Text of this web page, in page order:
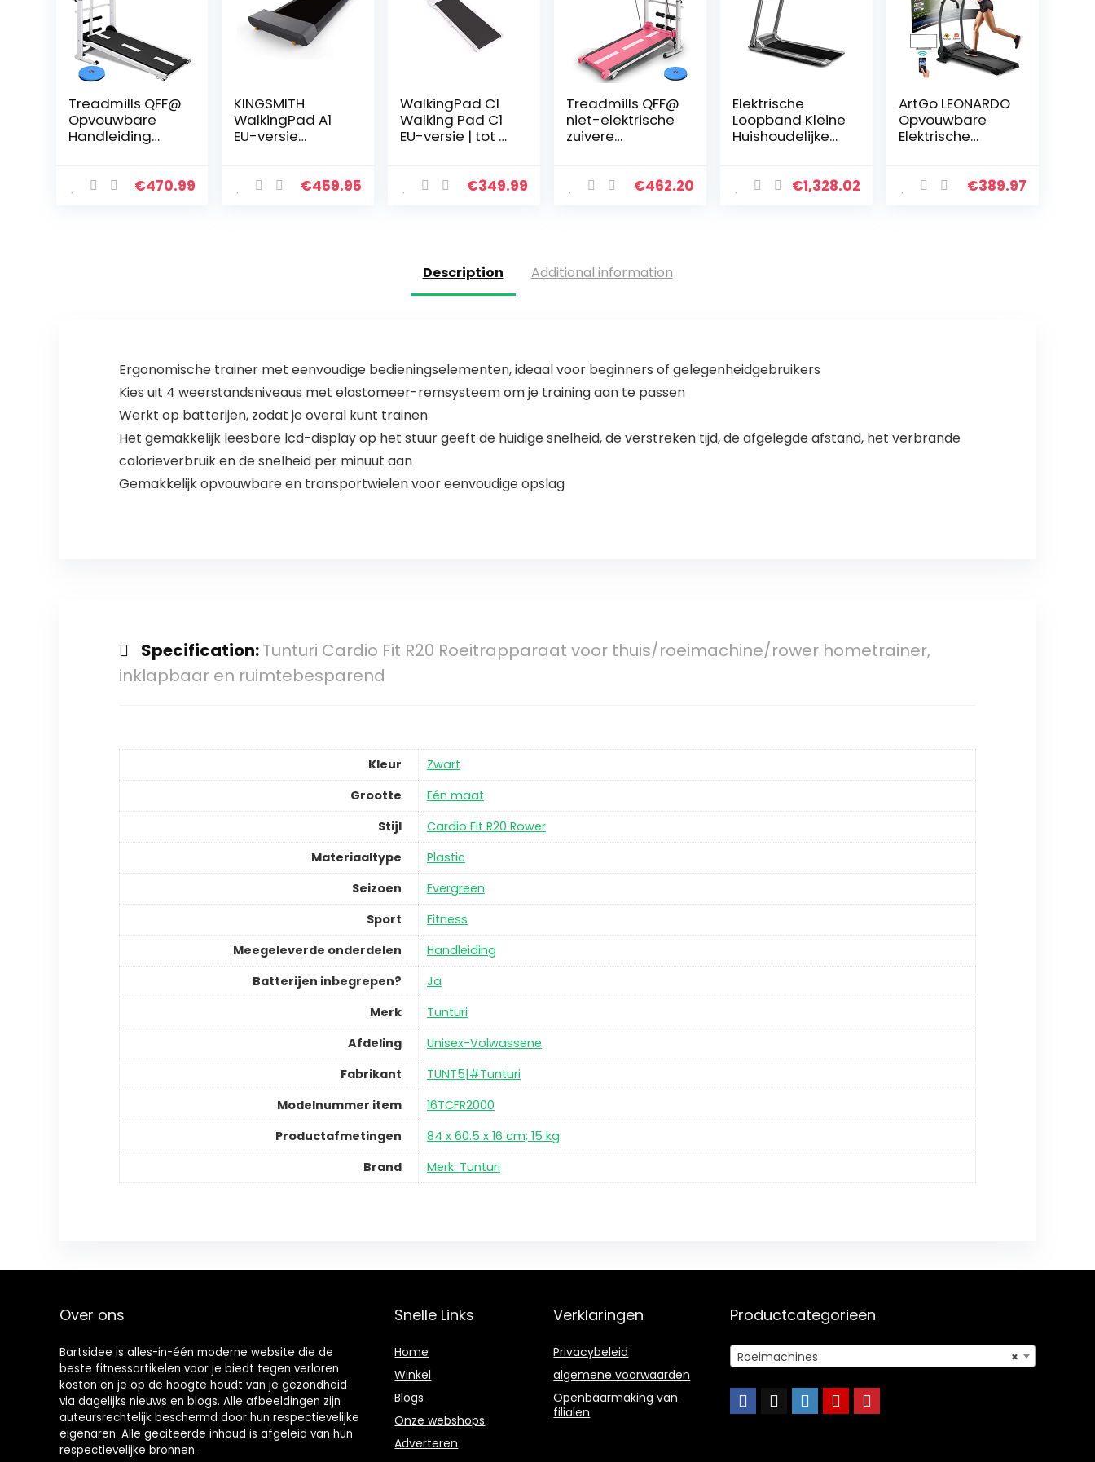
Treadmills QFF@
Opvouwbare
Handleiding
Hoogte Helling
€470.99
KINGSMITH
WalkingPad A1
EU-versie
Foldable for
€459.95
WalkingPad C1
Walking Pad C1
EU-versie | tot 6
loopband €349.99
Treadmills QFF@
niet-elektrische
zuivere
multifunctionele
€462.20
Elektrische
Loopband Kleine
Huishoudelijke
Loopband Ultra-
€1,328.02
ArtGo LEONARDO
Opvouwbare
Elektrische
Piek) 12
€389.97
Description Additional information
Ergonomische trainer met eenvoudige bedieningselementen, ideaal voor beginners of gelegenheidgebruikers
Kies uit 4 weerstandsniveaus met elastomeer-remsysteem om je training aan te passen
Werkt op batterijen, zodat je overal kunt trainen
Het gemakkelijk leesbare lcd-display op het stuur geeft de huidige snelheid, de verstreken tijd, de afgelegde afstand, het verbrande
calorieverbruik en de snelheid per minuut aan
Gemakkelijk opvouwbare en transportwielen voor eenvoudige opslag
Specification:Tunturi Cardio Fit R20 Roeitrapparaat voor thuis/roeimachine/rower hometrainer,
inklapbaar en ruimtebesparend
Kleur
Zwart
Grootte
Eén maat
Stijl
Cardio Fit R20 Rower
Materiaaltype
Plastic
Seizoen
Evergreen
Sport
Fitness
Meegeleverde onderdelen
Handleiding
Batterijen inbegrepen?
Ja
Merk
Tunturi
Afdeling
Unisex-Volwassene
Fabrikant
TUNT5|#Tunturi
Modelnummer item
16TCFR2000
Productafmetingen
84 x 60.5 x 16 cm; 15 kg
Brand
Merk: Tunturi
Over ons
Bartsidee is alles-in-één moderne website die de
beste fitnessartikelen voor je biedt tegen verloren
kosten en je op de hoogte houdt van je gezondheid
via dagelijks nieuws en blogs. Alle afbeeldingen zijn
auteursrechtelijk beschermd door hun respectievelijke
eigenaren. Alle geciteerde inhoud is afgeleid van hun
respectievelijke bronnen.
Snelle Links
Home
Winkel
Blogs
Onze webshops
Adverteren
Verklaringen
Privacybeleid
algemene voorwaarden
Openbaarmaking van
filialen
Productcategorieën
×
Roeimachines